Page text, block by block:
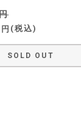
税込
SOLD OUT